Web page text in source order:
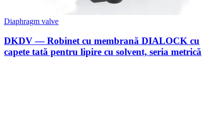
Diaphragm valve
DKDV — Robinet cu membrană DIALOCK cu
capete tată pentru lipire cu solvent, seria metrică